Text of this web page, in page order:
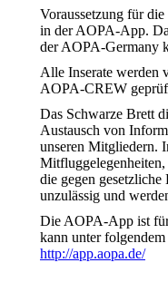
Voraussetzung für
in der AOPA-App.
der AOPA-Germany
Alle Inserate werden
AOPA-CREW
Das Schwarze Brett
Austausch von
unseren Mitgliedern.
die gegen gesetzliche
unzulässig und
Die AOPA-App ist
kann unter
http://app.aopa.de/